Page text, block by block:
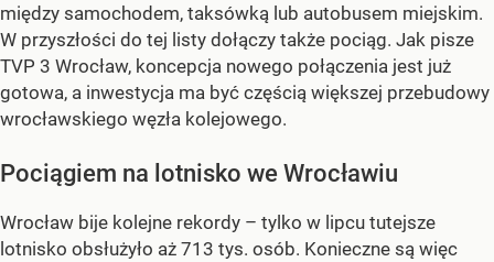
między samochodem, taksówką lub autobusem miejskim.
W przyszłości do tej listy dołączy także pociąg. Jak pisze
TVP 3 Wrocław, koncepcja nowego połączenia jest już
gotowa, a inwestycja ma być częścią większej przebudowy
wrocławskiego węzła kolejowego.
Pociągiem na lotnisko we Wrocławiu
Wrocław bije kolejne rekordy – tylko w lipcu tutejsze
lotnisko obsłużyło aż 713 tys. osób. Konieczne są więc